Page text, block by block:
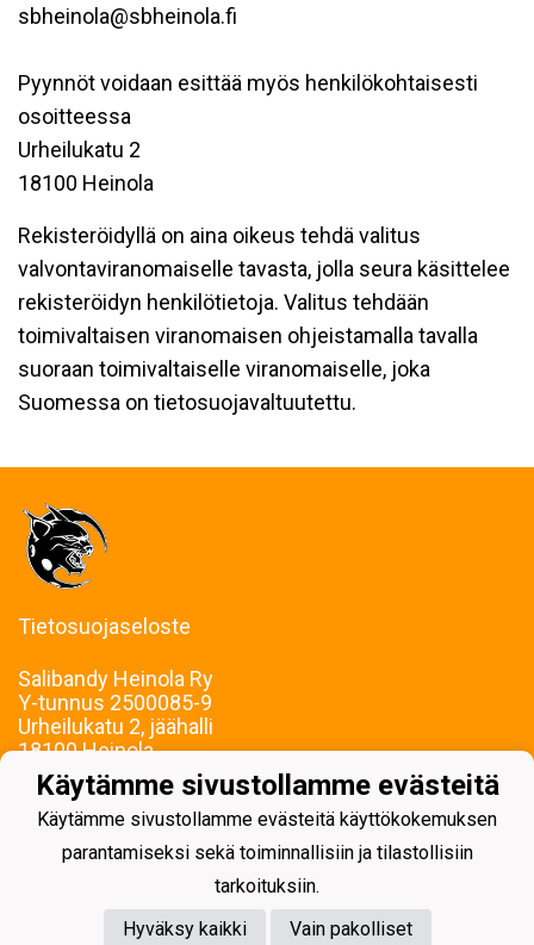
sbheinola@sbheinola.fi
Pyynnöt voidaan esittää myös henkilökohtaisesti
osoitteessa
Urheilukatu 2
18100 Heinola
Rekisteröidyllä on aina oikeus tehdä valitus
valvontaviranomaiselle tavasta, jolla seura käsittelee
rekisteröidyn henkilötietoja. Valitus tehdään
toimivaltaisen viranomaisen ohjeistamalla tavalla
suoraan toimivaltaiselle viranomaiselle, joka
Suomessa on tietosuojavaltuutettu.
Tietosuojaseloste
Salibandy Heinola Ry
Y-tunnus 2500085-9
Urheilukatu 2, jäähalli
18100 Heinola
Puh: Saila Korhonen, 040 169 4502
E-mail: sbheinola(a)sbheinola.fi
Laskutus, taloushallinto: sbhlaskut(a)gmail.com
Vastaanotamme verkkolaskuja
Käytämme sivustollamme evästeitä
Käytämme sivustollamme evästeitä käyttökokemuksen
parantamiseksi sekä toiminnallisiin ja tilastollisiin
tarkoituksiin.
Hyväksy kaikki
Vain pakolliset